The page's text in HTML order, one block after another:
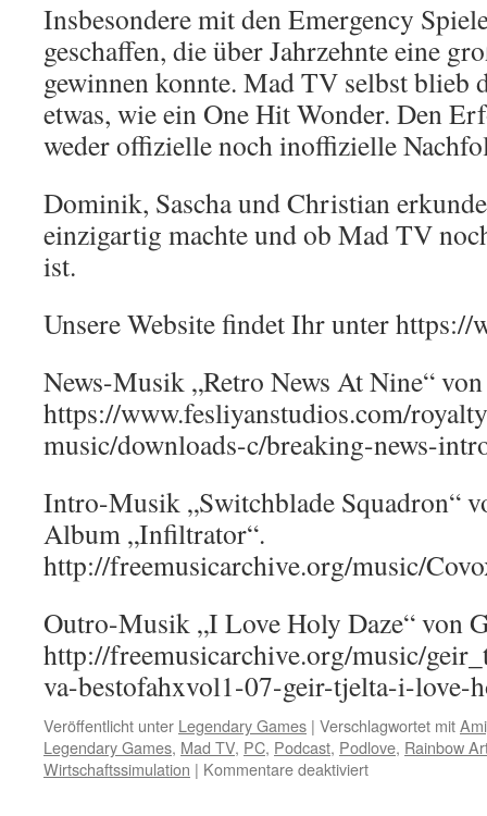
Insbesondere mit den Emergency
geschaffen, die über Jahrzehnte eine
gewinnen konnte. Mad TV selbst blieb
etwas, wie ein One Hit Wonder. Den
weder offizielle noch inoffizielle
Dominik, Sascha und Christian
einzigartig machte und ob Mad TV
ist.
Unsere Website findet Ihr unter https://
News-Musik „Retro News At Nine“
https://www.fesliyanstudios.com/
music/downloads-c/breaking-news-
Intro-Musik „Switchblade Squadron“
Album „Infiltrator“.
http://freemusicarchive.org/music/
Outro-Musik „I Love Holy Daze“ von
http://freemusicarchive.org/music/
va-bestofahxvol1-07-geir-tjelta-i-love-
Veröffentlicht unter Legendary Games | Verschlagwortet mit
Legendary Games, Mad TV, PC, Podcast, Podlove, Rainbow
Wirtschaftssimulation | Kommentare deaktiviertfür